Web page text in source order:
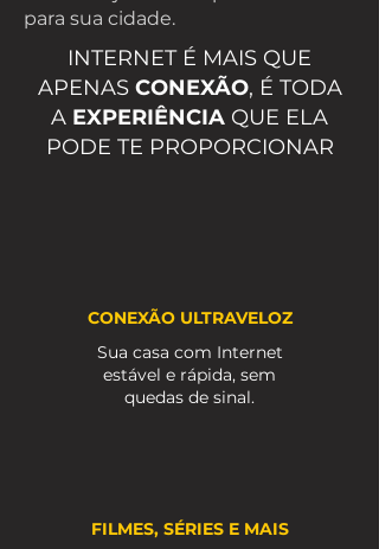
+ 200 Cursos Online
+ GZH + Clube do Assinante
+ Skeelo: App de Livros
+ Sem fidelidade/multa
+ Sem consulta ao SPC & Serasa
+ Exclusivo para CPF
* Consulte disponibilidade para
para sua cidade.
INTERNET É MAIS QUE
APENAS CONEXÃO, É TODA
A EXPERIÊNCIA QUE ELA
PODE TE PROPORCIONAR
CONEXÃO ULTRAVELOZ
Sua casa com Internet
estável e rápida, sem
quedas de sinal.
FILMES, SÉRIES E MAIS